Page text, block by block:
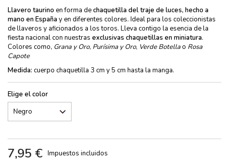
Llavero taurino en forma dechaquetilla del traje de luces, hecho a
mano en España y en diferentes colores. Ideal para los coleccionistas
de llaveros y aficionados a los toros. Lleva contigo la esencia de la
fiesta nacional con nuestras exclusivas chaquetillas en miniatura.
Colores como, Grana y Oro, Purísima y Oro, Verde Botellao Rosa
Capote
Medida: cuerpo chaquetilla 3 cm y 5 cm hasta la manga.
Elige el color
7,95 € Impuestos incluidos